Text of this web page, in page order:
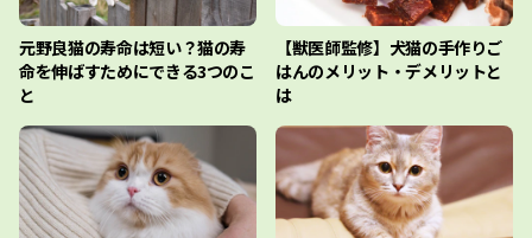
元野良猫の寿命は短い？猫の寿
命を伸ばすためにできる3つのこ
と
【獣医師監修】犬猫の手作りご
はんのメリット・デメリットと
は